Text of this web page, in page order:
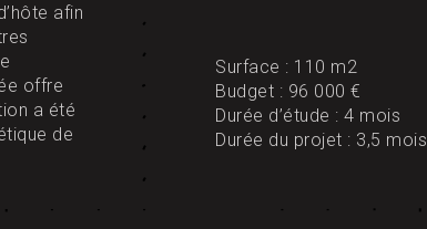
afin
offre
a été
de
Surface : 110 m2
Budget : 96 000 €
Durée d’étude : 4 mois
Durée du projet : 3,5 mois